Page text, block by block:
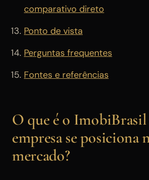
comparativo direto
Ponto de vista
Perguntas frequentes
Fontes e referências
O que é o ImobiBrasil
empresa se posiciona
mercado?